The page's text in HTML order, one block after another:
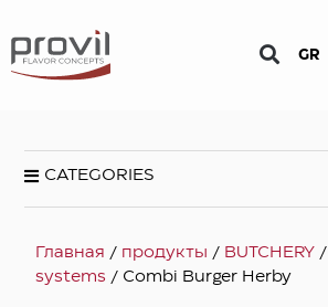
GR
CATEGORIES
Главная / продукты / BUTCHERY /
systems / Combi Burger Herby